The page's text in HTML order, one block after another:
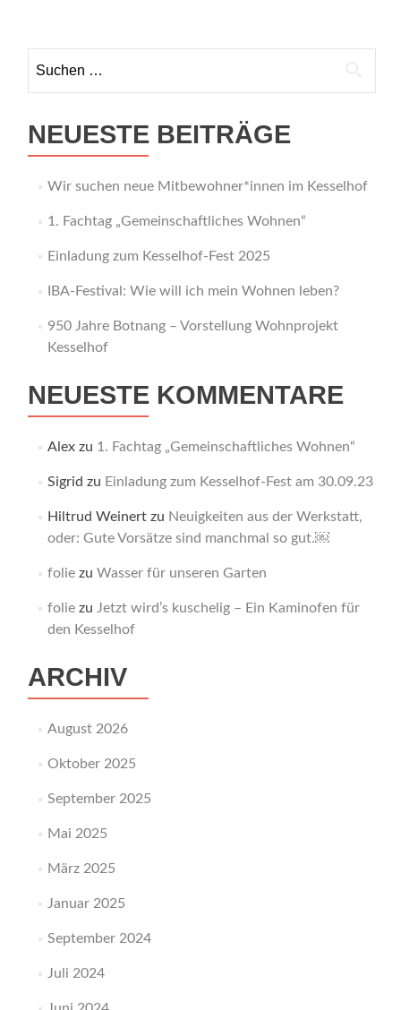
nach:
NEUESTE BEITRÄGE
Wir suchen neue Mitbewohner*innen im Kesselhof
1. Fachtag „Gemeinschaftliches Wohnen“
Einladung zum Kesselhof-Fest 2025
IBA-Festival: Wie will ich mein Wohnen leben?
950 Jahre Botnang – Vorstellung Wohnprojekt
Kesselhof
NEUESTE KOMMENTARE
Alexzu 1. Fachtag „Gemeinschaftliches Wohnen“
Sigrid zu Einladung zum Kesselhof-Fest am 30.09.23
Hiltrud Weinertzu Neuigkeiten aus der Werkstatt,
oder: Gute Vorsätze sind manchmal so gut.￼
foliezu Wasser für unseren Garten
foliezu Jetzt wird’s kuschelig – Ein Kaminofen für
den Kesselhof
ARCHIV
August 2026
Oktober 2025
September 2025
Mai 2025
März 2025
Januar 2025
September 2024
Juli 2024